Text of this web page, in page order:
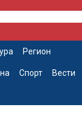
Регион
Спорт Вести